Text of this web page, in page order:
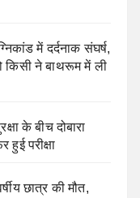
में दर्दनाक संघर्ष,
किसी ने बाथरूम में ली
के बीच दोबारा
हुई परीक्षा
छात्र की मौत,